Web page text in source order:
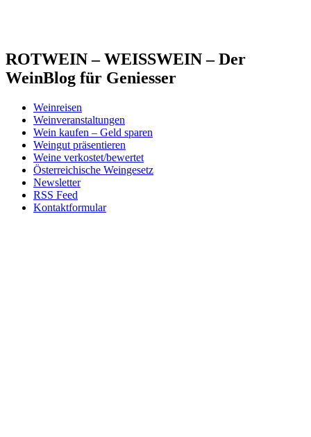
ROTWEIN – WEISSWEIN – Der
WeinBlog für Geniesser
Weinreisen
Weinveranstaltungen
Wein kaufen – Geld sparen
Weingut präsentieren
Weine verkostet/bewertet
Österreichische Weingesetz
Newsletter
RSS Feed
Kontaktformular